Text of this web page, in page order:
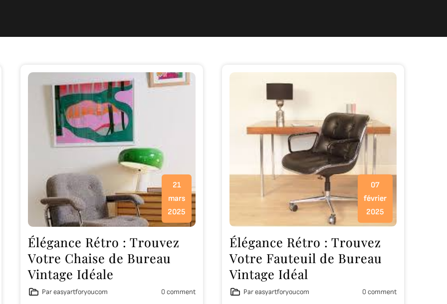
21
mars
2025
Élégance Rétro : Trouvez
Votre Chaise de Bureau
Vintage Idéale
Par easyartforyoucom 0 comment
07
février
2025
Élégance Rétro : Trouvez
Votre Fauteuil de Bureau
Vintage Idéal
Par easyartforyoucom 0 comment